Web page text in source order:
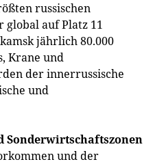
russischen
auf Platz 11
jährlich 80.000
Krane und
der innerrussische
und
Sonderwirtschaftszonen
und der